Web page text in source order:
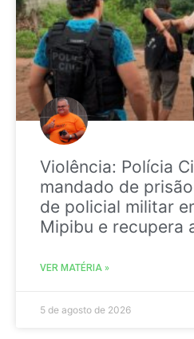
Violência: Polícia
mandado de
de policial militar
Mipibu e recupera
VER MATÉRIA »
5 de agosto de 2026